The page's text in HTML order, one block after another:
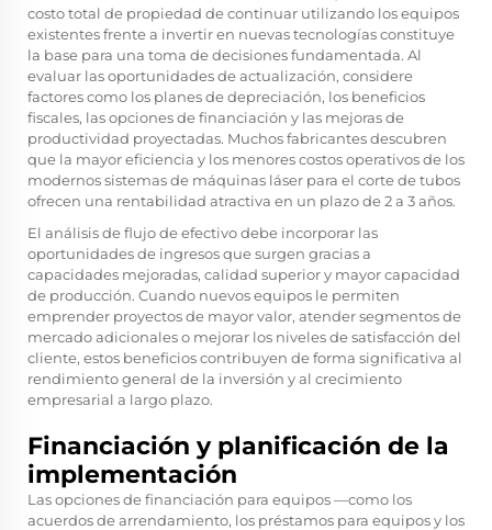
costo total de propiedad de continuar utilizando los equipos
existentes frente a invertir en nuevas tecnologías constituye
la base para una toma de decisiones fundamentada. Al
evaluar las oportunidades de actualización, considere
factores como los planes de depreciación, los beneficios
fiscales, las opciones de financiación y las mejoras de
productividad proyectadas. Muchos fabricantes descubren
que la mayor eficiencia y los menores costos operativos de los
modernos sistemas de máquinas láser para el corte de tubos
ofrecen una rentabilidad atractiva en un plazo de 2 a 3 años.
El análisis de flujo de efectivo debe incorporar las
oportunidades de ingresos que surgen gracias a
capacidades mejoradas, calidad superior y mayor capacidad
de producción. Cuando nuevos equipos le permiten
emprender proyectos de mayor valor, atender segmentos de
mercado adicionales o mejorar los niveles de satisfacción del
cliente, estos beneficios contribuyen de forma significativa al
rendimiento general de la inversión y al crecimiento
empresarial a largo plazo.
Financiación y planificación de la
implementación
Las opciones de financiación para equipos —como los
acuerdos de arrendamiento, los préstamos para equipos y los